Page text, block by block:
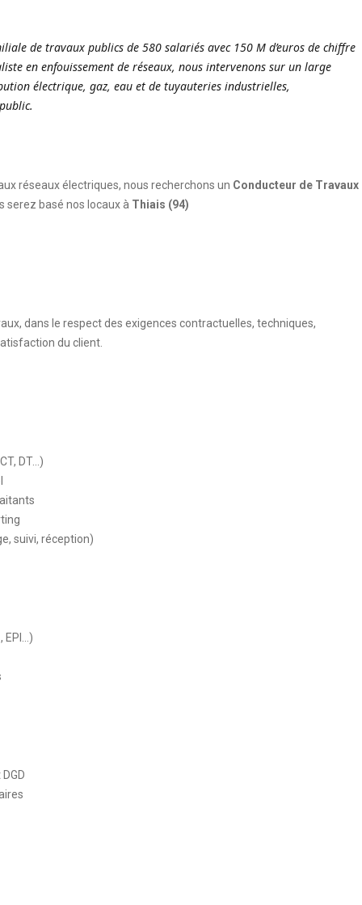
de travaux publics de 580 salariés avec 150 M d’euros de chiffre
en enfouissement de réseaux, nous intervenons sur un large
électrique, gaz, eau et de tuyauteries industrielles,
réseaux électriques, nous recherchons un Conducteur de Travaux
serez basé nos locaux à Thiais (94)
dans le respect des exigences contractuelles, techniques,
du client.
DT…)
suivi, réception)
EPI…)